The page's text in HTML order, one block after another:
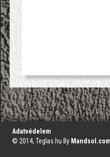
';
Adatvédelem
© 2014, Teglas.hu By Mandsol.com